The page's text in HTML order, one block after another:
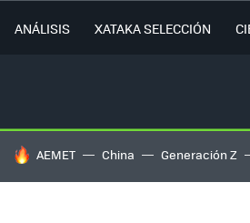
ANÁLISIS XATAKA SELECCIÓN
HOY SE HABLA DE
AEMET China Generación Z